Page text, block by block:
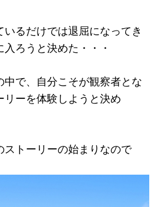
るだけでは退屈になってき
ろうと決めた・・・
中で、自分こそが観察者とな
リーを体験しようと決め
ストーリーの始まりなので